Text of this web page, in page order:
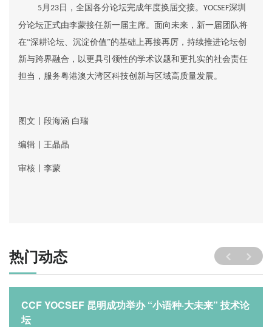
5月 23 日，全国各分论坛完成年度换届交接。 YOCSEF深圳
分论坛正式由李蒙接任新一届主席。面向未来，新一届团队将
在“深耕论坛、沉淀价值”的基础上再接再厉，持续推进论坛创
新与跨界融合，以更具引领性的学术议题和更扎实的社会责任
担当，服务粤港澳大湾区科技创新与区域高质量发展。
图文 段海涵 白瑞
编辑 王晶晶
审核 李蒙
热门动态
CCF YOCSEF 昆明成功举办 “小语种·大未来” 技术论
坛